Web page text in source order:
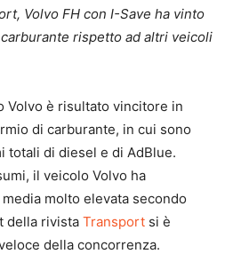
Volvo FH con I-Save ha vinto
rispetto ad altri veicoli
Volvo è risultato vincitore in
di carburante, in cui sono
totali di diesel e di AdBlue.
il veicolo Volvo ha
molto elevata secondo
della rivista Transport si è
della concorrenza.